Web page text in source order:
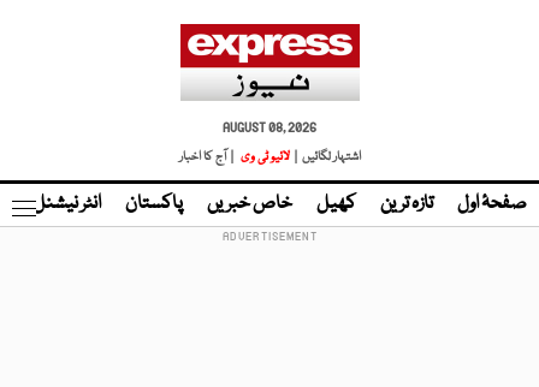
AUGUST 08, 2026
اشتہار لگائیں |
لائیو ٹی وی | آج کا اخبار
صفحۂ اول تازہ ترین کھیل خاص خبریں پاکستان انٹر نیشنل